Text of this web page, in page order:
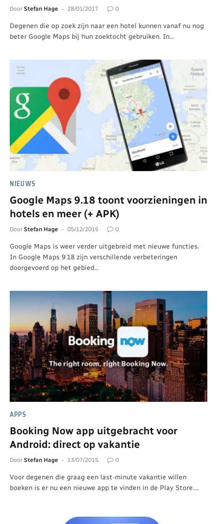
Door Stefan Hage 28/01/2017 0
Degenen die op zoek zijn naar een hotel kunnen vanaf nu nog
beter Google Maps bij hun zoektocht gebruiken. In…
NIEUWS
Google Maps 9.18 toont voorzieningen in
hotels en meer (+ APK)
Door Stefan Hage 05/12/2015 0
Google Maps is weer verder uitgebreid met nieuwe functies.
In Google Maps 9.18 zijn verschillende verbeteringen
doorgevoerd op het gebied…
APPS
Booking Now app uitgebracht voor
Android: direct op vakantie
Door Stefan Hage 13/07/2015 0
Voor degenen die graag een last-minute vakantie willen
boeken is er nu een nieuwe app te vinden in de Play Store.…